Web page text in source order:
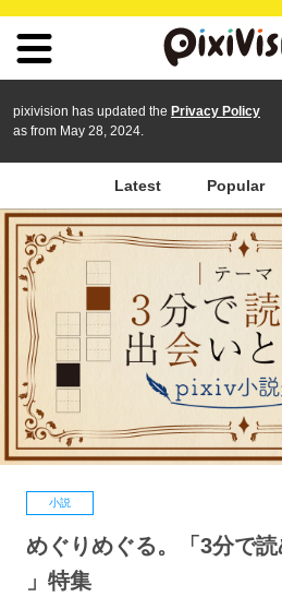
pixivision has updated the Privacy Policy
as from May 28, 2024.
Latest Popular
小説
めぐりめぐる。「3分で
」特集